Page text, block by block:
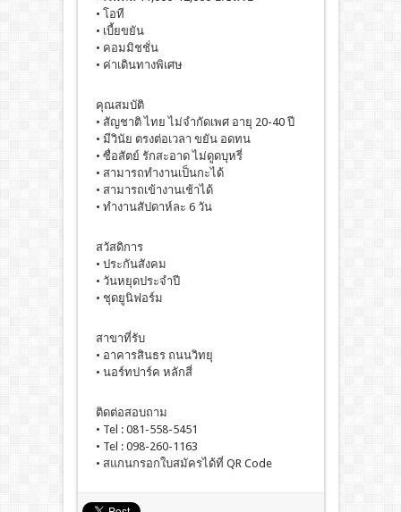
• โอที
• เบี้ยขยัน
• คอมมิชชั่น
• ค่าเดินทางพิเศษ
คุณสมบัติ
• สัญชาติ ไทย ไม่จำกัดเพศ อายุ 20-40 ปี
• มีวินัย ตรงต่อเวลา ขยัน อดทน
• ซื่อสัตย์ รักสะอาด ไม่ดูดบุหรี่
• สามารถทำงานเป็นกะได้
• สามารถเข้างานเช้าได้
• ทำงานสัปดาห์ละ 6 วัน
สวัสดิการ
• ประกันสังคม
• วันหยุดประจำปี
• ชุดยูนิฟอร์ม
สาขาที่รับ
• อาคารสินธร ถนนวิทยุ
• นอร์ทปาร์ค หลักสี่
ติดต่อสอบถาม
• Tel : 081-558-5451
• Tel : 098-260-1163
• สแกนกรอกใบสมัครได้ที่ QR Code